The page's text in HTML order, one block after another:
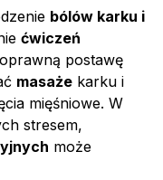
bólów karku i
ćwiczeń
postawę
masaże karku i
mięśniowe. W
stresem,
może